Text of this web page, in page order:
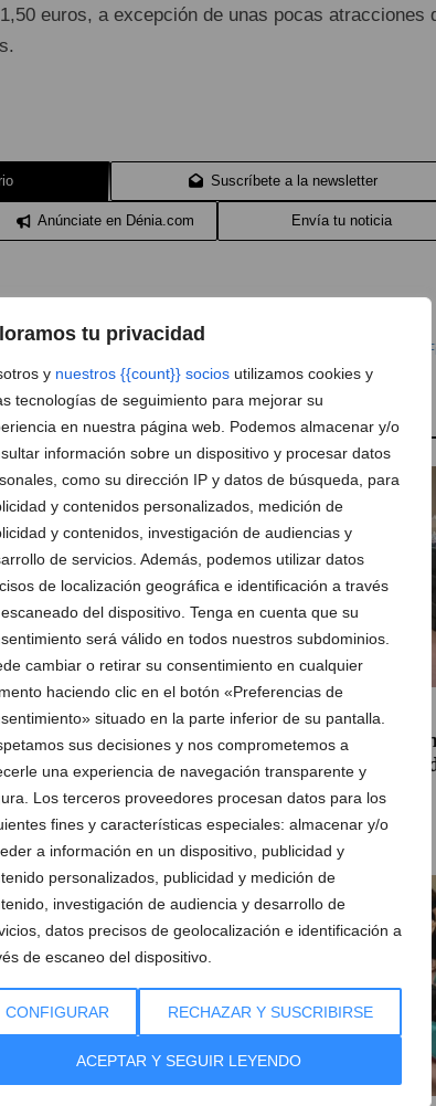
tu privacidad
y nuestros {{count}} socios utilizamos cookies y
tecnologías de seguimiento para mejorar su
en nuestra página web. Podemos almacenar y/o
información sobre un dispositivo y procesar datos
como su dirección IP y datos de búsqueda, para
y contenidos personalizados, medición de
y contenidos, investigación de audiencias y
de servicios. Además, podemos utilizar datos
de localización geográfica e identificación a través
del dispositivo. Tenga en cuenta que su
será válido en todos nuestros subdominios.
cambiar o retirar su consentimiento en cualquier
haciendo clic en el botón «Preferencias de
situado en la parte inferior de su pantalla.
sus decisiones y nos comprometemos a
una experiencia de navegación transparente y
Los terceros proveedores procesan datos para los
fines y características especiales: almacenar y/o
a información en un dispositivo, publicidad y
personalizados, publicidad y medición de
investigación de audiencia y desarrollo de
datos precisos de geolocalización e identificación a
de escaneo del dispositivo.
CONFIGURAR RECHAZAR Y SUSCRIBIRSE
ACEPTAR Y SEGUIR LEYENDO
euros, a excepción de unas pocas atracciones
Suscríbete a la newsletter
Anúnciate en Dénia.com Envía tu noticia
de Feria Dénia
contra el calor:
con pintura en
TRAM para
raíles
2026
Dénia renueva su
compromiso solidario
una jornada de donación
05 de agosto de 2026